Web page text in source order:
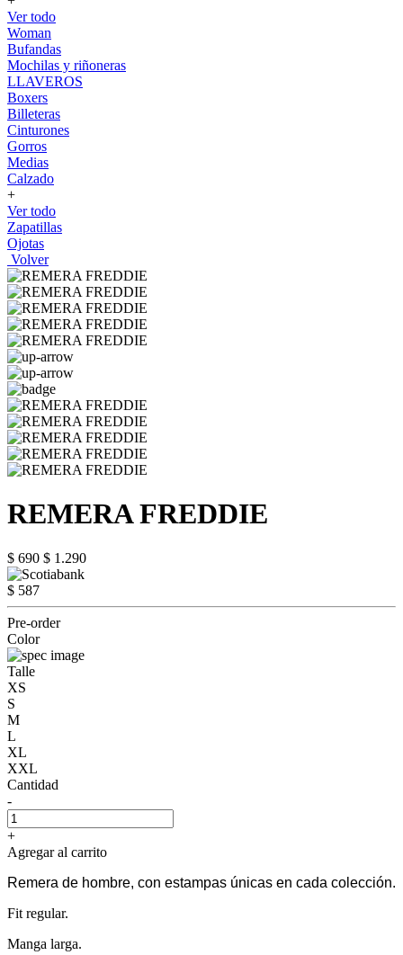
Ver todo
Woman
Bufandas
Mochilas y riñoneras
LLAVEROS
Boxers
Billeteras
Cinturones
Gorros
Medias
Calzado
+
Ver todo
Zapatillas
Ojotas
Volver
REMERA FREDDIE
$ 690 $ 1.290
$ 587
Pre-order
Color
Talle
XS
S
M
L
XL
XXL
Cantidad
-
+
Agregar al carrito
Remera de hombre, con estampas únicas en cada colección.
Fit regular.
Manga larga.